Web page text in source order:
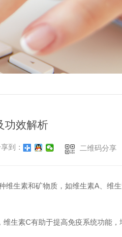
甜瓜种子
子培育-包黑子花花牛
功效解析
到： 二维码分享
维生素和矿物质，如维生素A、维
生素C有助于提高免疫系统功能